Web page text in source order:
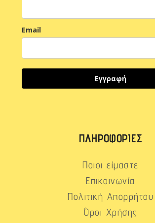
Email
Εγγραφή
ΠΛΗΡΟΦΟΡΊΕΣ
Ποιοι είμαστε
Επικοινωνία
Πολιτική Απορρήτου
Όροι Χρήσης